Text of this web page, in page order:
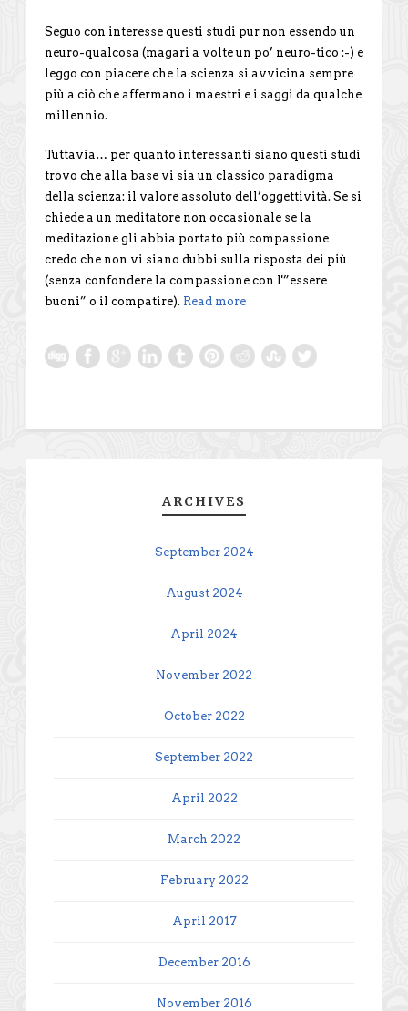
Seguo con interesse questi studi pur non essendo un
neuro-qualcosa (magari a volte un po’ neuro-tico :-) e
leggo con piacere che la scienza si avvicina sempre
più a ciò che affermano i maestri e i saggi da qualche
millennio.
Tuttavia… per quanto interessanti siano questi studi
trovo che alla base vi sia un classico paradigma
della scienza: il valore assoluto dell’oggettività. Se si
chiede a un meditatore non occasionale se la
meditazione gli abbia portato più compassione
credo che non vi siano dubbi sulla risposta dei più
(senza confondere la compassione con l'”essere
buoni” o il compatire). Read more
ARCHIVES
September 2024
August 2024
April 2024
November 2022
October 2022
September 2022
April 2022
March 2022
February 2022
April 2017
December 2016
November 2016